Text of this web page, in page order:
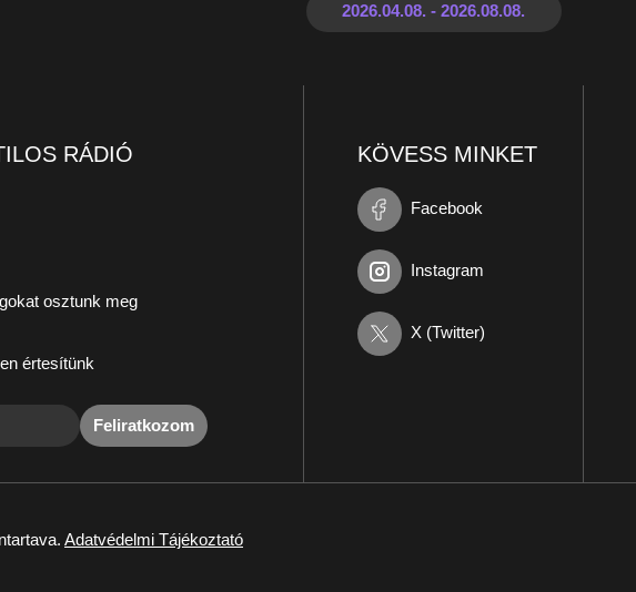
RÁDIÓ
osztunk meg
értesítünk
Feliratkozom
KÖVESS MINKET
Facebook
Instagram
X (Twitter)
Adatvédelmi Tájékoztató